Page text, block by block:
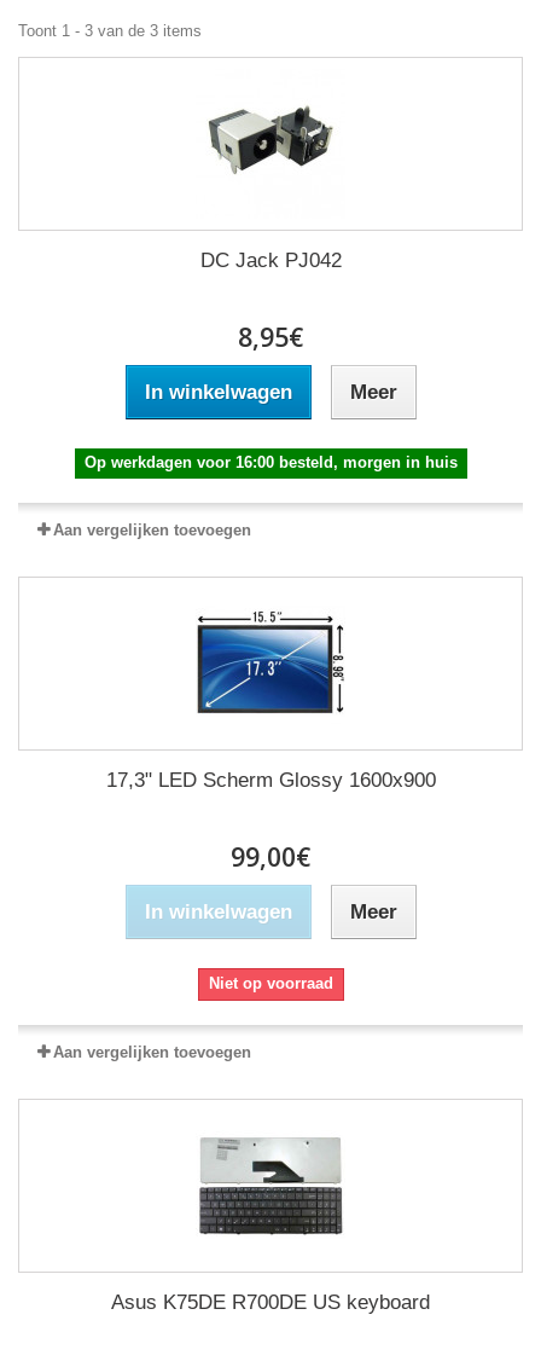
Toont 1 - 3 van de 3 items
DC Jack PJ042
8,95€
In winkelwagen Meer
Op werkdagen voor 16:00 besteld, morgen in huis
Aan vergelijken toevoegen
17,3" LED Scherm Glossy 1600x900
99,00€
In winkelwagen Meer
Niet op voorraad
Aan vergelijken toevoegen
Asus K75DE R700DE US keyboard